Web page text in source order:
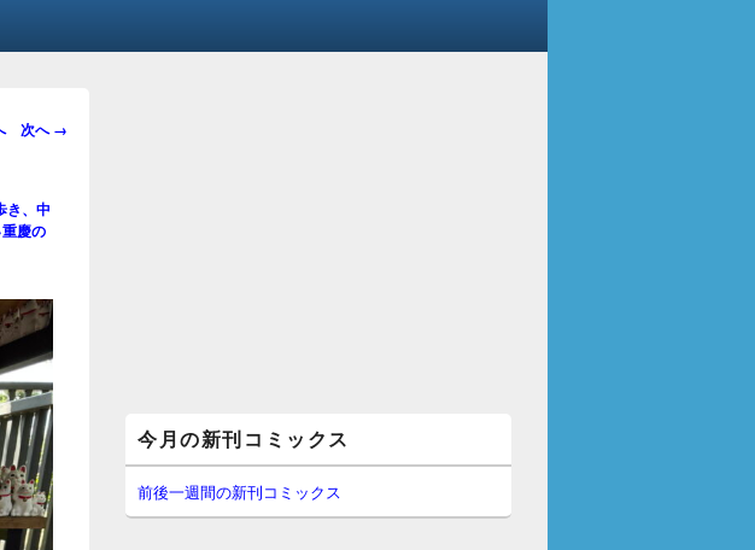
次へ →
き、中
慶の
イ
ン
サ
イ
今月の新刊コミックス
前後一週間の新刊コミックス